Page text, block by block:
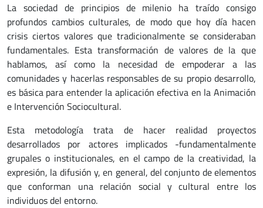
La sociedad de principios de milenio ha traído consigo
profundos cambios culturales, de modo que hoy día hacen
crisis ciertos valores que tradicionalmente se consideraban
fundamentales. Esta transformación de valores de la que
hablamos, así como la necesidad de empoderar a las
comunidades y hacerlas responsables de su propio desarrollo,
es básica para entender la aplicación efectiva en la Animación
e Intervención Sociocultural.
Esta metodología trata de hacer realidad proyectos
desarrollados por actores implicados -fundamentalmente
grupales o institucionales, en el campo de la creatividad, la
expresión, la difusión y, en general, del conjunto de elementos
que conforman una relación social y cultural entre los
individuos del entorno.